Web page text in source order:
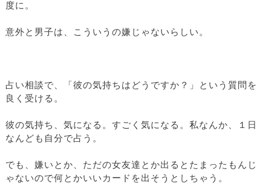
度に。
意外と男子は、こういうの嫌じゃないらしい。
占い相談で、「彼の気持ちはどうですか？」という質問を
良く受ける。
彼の気持ち、気になる。すごく気になる。私なんか、１日
なんども自分で占う。
でも、嫌いとか、ただの女友達とか出るとたまったもんじ
ゃないので何とかいいカードを出そうとしちゃう。